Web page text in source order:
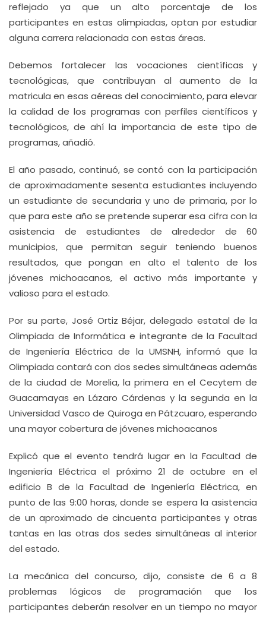
reflejado ya que un alto porcentaje de los
participantes en estas olimpiadas, optan por estudiar
alguna carrera relacionada con estas áreas.
Debemos fortalecer las vocaciones científicas y
tecnológicas, que contribuyan al aumento de la
matricula en esas aéreas del conocimiento, para elevar
la calidad de los programas con perfiles científicos y
tecnológicos, de ahí la importancia de este tipo de
programas, añadió.
El año pasado, continuó, se contó con la participación
de aproximadamente sesenta estudiantes incluyendo
un estudiante de secundaria y uno de primaria, por lo
que para este año se pretende superar esa cifra con la
asistencia de estudiantes de alrededor de 60
municipios, que permitan seguir teniendo buenos
resultados, que pongan en alto el talento de los
jóvenes michoacanos, el activo más importante y
valioso para el estado.
Por su parte, José Ortiz Béjar, delegado estatal de la
Olimpiada de Informática e integrante de la Facultad
de Ingeniería Eléctrica de la UMSNH, informó que la
Olimpiada contará con dos sedes simultáneas además
de la ciudad de Morelia, la primera en el Cecytem de
Guacamayas en Lázaro Cárdenas y la segunda en la
Universidad Vasco de Quiroga en Pátzcuaro, esperando
una mayor cobertura de jóvenes michoacanos
Explicó que el evento tendrá lugar en la Facultad de
Ingeniería Eléctrica el próximo 21 de octubre en el
edificio B de la Facultad de Ingeniería Eléctrica, en
punto de las 9:00 horas, donde se espera la asistencia
de un aproximado de cincuenta participantes y otras
tantas en las otras dos sedes simultáneas al interior
del estado.
La mecánica del concurso, dijo, consiste de 6 a 8
problemas lógicos de programación que los
participantes deberán resolver en un tiempo no mayor